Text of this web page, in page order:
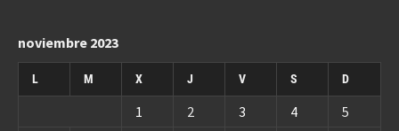
noviembre 2023
L M X J V S D
1 2 3 4
5